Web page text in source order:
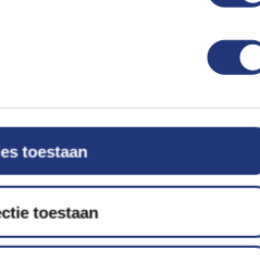
toestaan
toestaan